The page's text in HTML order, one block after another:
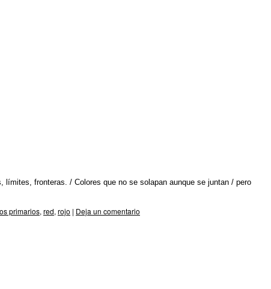
fronteras. / Colores que no se solapan aunque se juntan / pero
primarios, red, rojo | Deja un comentario